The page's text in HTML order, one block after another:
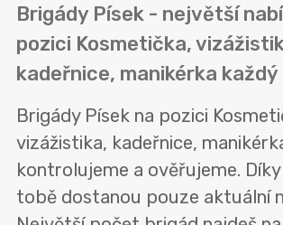
Brigády Písek - největší
pozici Kosmetička,
kadeřnice, manikérka každý
Brigády Písek na pozici
vizážistika, kadeřnice,
kontrolujeme a ověřujeme.
tobě dostanou pouze aktuální